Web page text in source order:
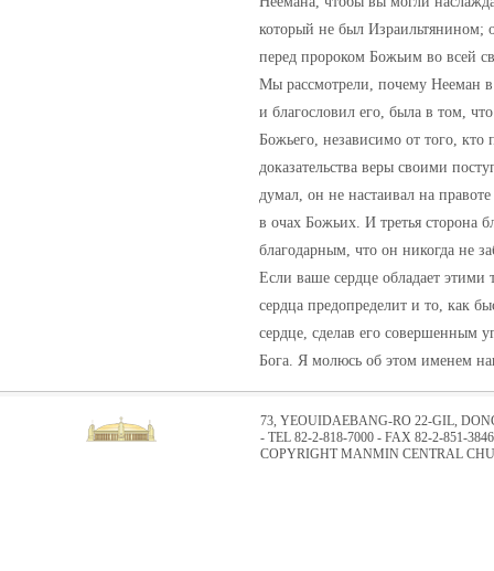
который не был Израильтянином;
перед пророком Божьим во всей
Мы рассмотрели, почему Нееман
и благословил его, была в том,
Божьего, независимо от того, кто
доказательства веры своими
думал, он не настаивал на
в очах Божьих. И третья сторона
благодарным, что он никогда не
Если ваше сердце обладает этими
сердца предопределит и то, как
сердце, сделав его совершенным
Бога. Я молюсь об этом именем
73, YEOUIDAEBANG-RO 22-GIL,
- TEL 82-2-818-7000 - FAX 82-2-851-3846
COPYRIGHT MANMIN CENTRAL